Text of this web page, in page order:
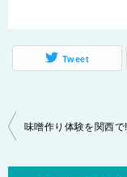
Tweet
投